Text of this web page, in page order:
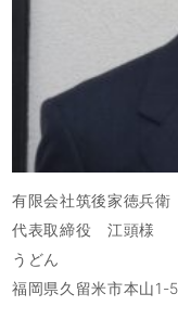
有限会社筑後家徳兵衛
代表取締役 江頭様
うどん
福岡県久留米市本山1-